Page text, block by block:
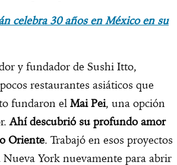
celebra 30 años en México en su
y fundador de Sushi Itto,
restaurantes asiáticos que
fundaron el Mai Pei, una opción
Ahí descubrió su profundo amor
Oriente. Trabajó en esos proyectos
York nuevamente para abrir